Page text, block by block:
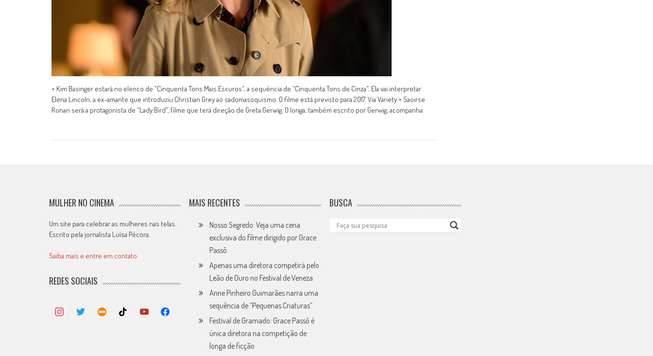
+ Kim Basinger estará no elenco de "Cinquenta Tons Mais Escuros", a sequência de "Cinquenta Tons de Cinza". Ela vai interpretar
Elena Lincoln, a ex-amante que introduziu Christian Grey ao sadomasoquismo. O filme está previsto para 2017. Via Variety + Saoirse
Ronan será a protagonista de "Lady Bird", filme que terá direção de Greta Gerwig. O longa, também escrito por Gerwig, acompanha
MULHER NO CINEMA
Um site para celebrar as mulheres nas telas.
Escrito pela jornalista Luísa Pécora.
Saiba mais e entre em contato
REDES SOCIAIS
MAIS RECENTES
Nosso Segredo: Veja uma cena
exclusiva do filme dirigido por Grace
Passô
Apenas uma diretora competirá pelo
Leão de Ouro no Festival de Veneza
Anne Pinheiro Guimarães narra uma
sequência de “Pequenas Criaturas”
Festival de Gramado: Grace Passô é
única diretora na competição de
longa de ficção
BUSCA